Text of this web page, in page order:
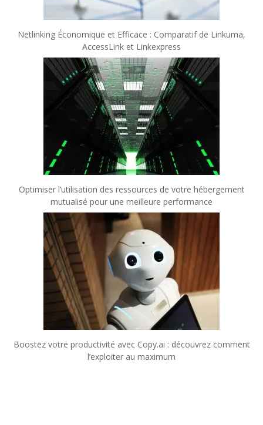
Netlinking Économique et Efficace : Comparatif de Linkuma,
AccessLink et Linkexpress
Optimiser l’utilisation des ressources de votre hébergement
mutualisé pour une meilleure performance
Boostez votre productivité avec Copy.ai : découvrez comment
l’exploiter au maximum